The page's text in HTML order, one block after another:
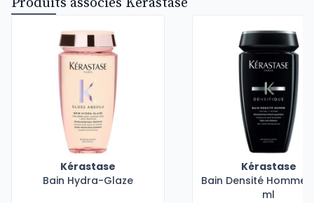
Kérastase
Bain Hydra-Glaze
Kérastase
Bain Densité Homme
ml